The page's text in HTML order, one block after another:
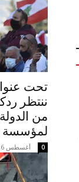
تحت
ننتظر
من
لمؤسسة
أغسطس 6, 2026 0